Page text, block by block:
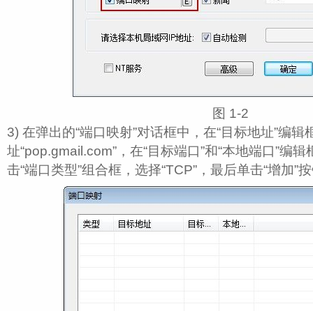
图 1‑2
3) 在弹出的“端口映射”对话框中，在“目标地址”编
址“pop.gmail.com”，在“目标端口”和“本地端口”编辑
击“端口类型”组合框，选择“TCP”，最后单击“增加”